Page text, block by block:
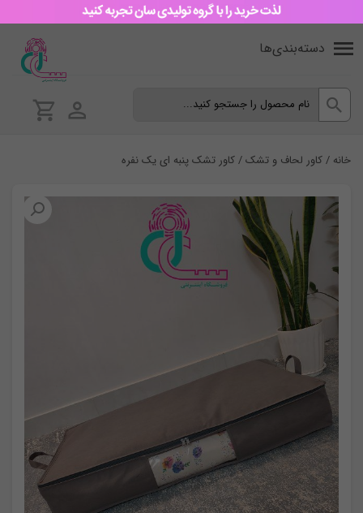
دسته‌بندی‌ها
خانه /کاور لحاف و تشک/ کاور تشک پنبه ای یک نفره